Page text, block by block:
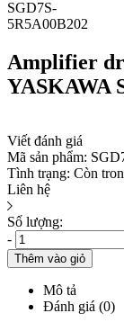
Amplifier
YASKAWA
Viết đánh giá
Mã sản phẩm:
Tình trạng: Còn
Liên hệ
Số lượng:
-
Thêm vào giỏ
Mô tả
Đánh giá (0)